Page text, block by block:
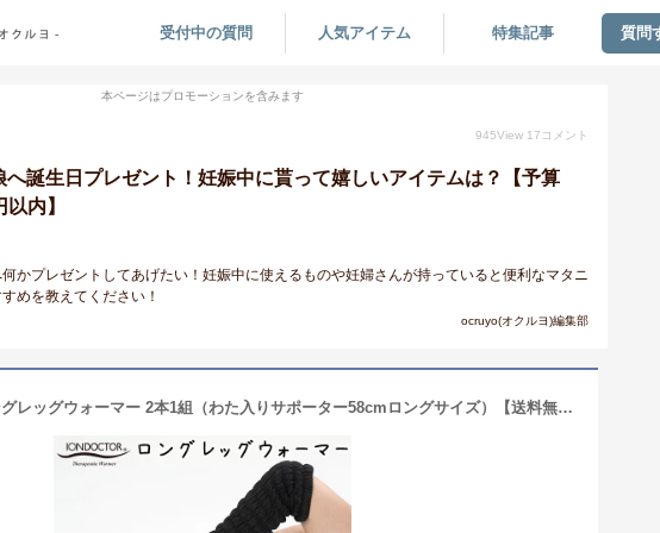
受付中の質問 人気アイテム 特集記事 質問
本ページはプロモーションを含みます
945View 17 コメント
へ誕生日プレゼント！妊娠中に貰って嬉しいアイテムは？【予算
内】
かプレゼントしてあげたい！妊娠中に使えるものや妊婦さんが持っていると便利なマタニ
めを教えてください！
ocruyo(オクルヨ)編集部
イオンドクター ロングレッグウォーマー 2本1組（わた入りサポーター58cmロングサイズ）【送料無料】iondoctor 足 脚 ひざ 冷え 冷え症 むくみ 神経痛 フットケア ヨガ 美脚 おうち時間